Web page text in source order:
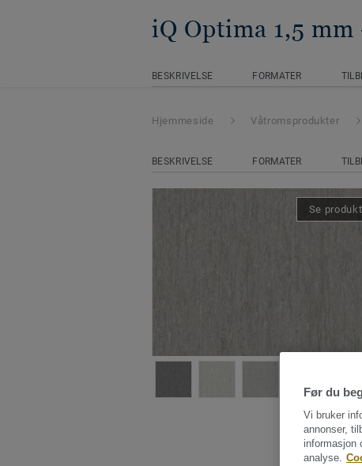
iQ Optima 1,5 mm
BESKRIVELSE FORMATER
Hjemmeside Våtromsprodukter
BESKRIVELSE FORMATER
Se
Før du
Vi bruker
annonser,
informasjon
analyse.